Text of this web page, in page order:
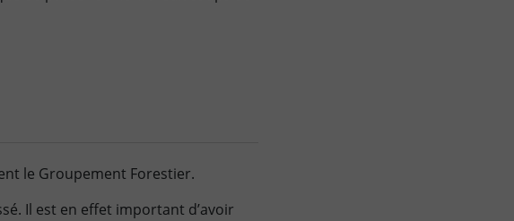
le Groupement Forestier.
Il est en effet important d’avoir